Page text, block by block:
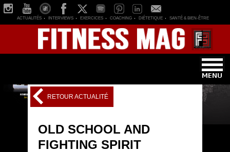
ACTUALITÉS INTERVIEWS EXERCICES COACHING DIÉTETIQUE SANTÉ & BIEN-ÊTRE
RETOUR ACTUALITÉ
OLD SCHOOL AND
FIGHTING SPIRIT